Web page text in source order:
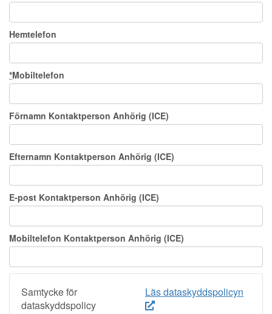
Hemtelefon
*Mobiltelefon
Förnamn Kontaktperson Anhörig (ICE)
Efternamn Kontaktperson Anhörig (ICE)
E-post Kontaktperson Anhörig (ICE)
Mobiltelefon Kontaktperson Anhörig (ICE)
Samtycke för
dataskyddspolicy
Läs dataskyddspolicyn